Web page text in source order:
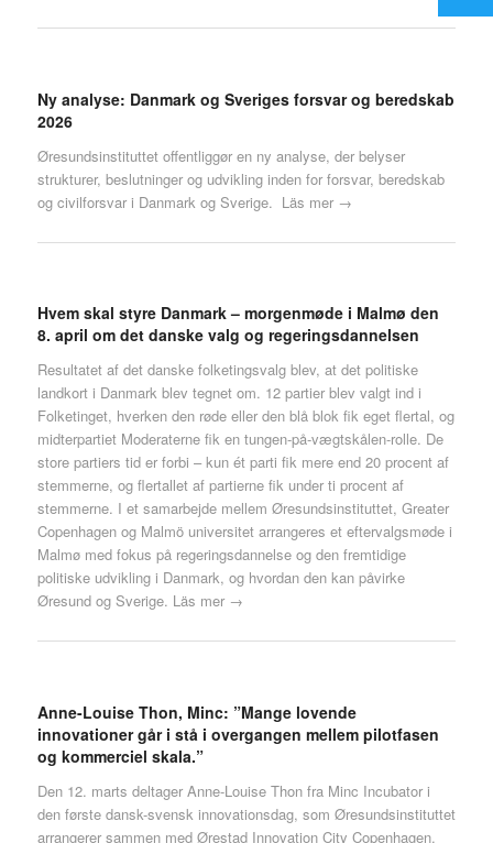
Ny analyse: Danmark og Sveriges forsvar og beredskab
2026
Øresundsinstituttet offentliggør en ny analyse, der belyser
strukturer, beslutninger og udvikling inden for forsvar, beredskab
og civilforsvar i Danmark og Sverige. Läs mer →
Hvem skal styre Danmark – morgenmøde i Malmø den
8. april om det danske valg og regeringsdannelsen
Resultatet af det danske folketingsvalg blev, at det politiske
landkort i Danmark blev tegnet om. 12 partier blev valgt ind i
Folketinget, hverken den røde eller den blå blok fik eget flertal, og
midterpartiet Moderaterne fik en tungen-på-vægtskålen-rolle. De
store partiers tid er forbi – kun ét parti fik mere end 20 procent af
stemmerne, og flertallet af partierne fik under ti procent af
stemmerne. I et samarbejde mellem Øresundsinstituttet, Greater
Copenhagen og Malmö universitet arrangeres et eftervalgsmøde i
Malmø med fokus på regeringsdannelse og den fremtidige
politiske udvikling i Danmark, og hvordan den kan påvirke
Øresund og Sverige. Läs mer →
Anne-Louise Thon, Minc: ”Mange lovende
innovationer går i stå i overgangen mellem pilotfasen
og kommerciel skala.”
Den 12. marts deltager Anne-Louise Thon fra Minc Incubator i
den første dansk-svensk innovationsdag, som Øresundsinstituttet
arrangerer sammen med Ørestad Innovation City Copenhagen.